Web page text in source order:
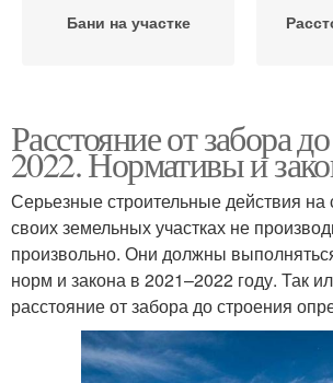
Бани на участке
Бани на меже
Бани в снт
Расстояние от забора
2022. Нормативы и
Серьезные строительные действия
своих земельных участках не
произвольно. Они должны
норм и закона в 2021–2022 году. Так
расстояние от забора до строения